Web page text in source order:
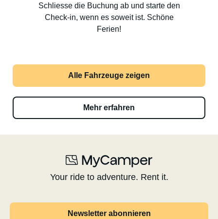
Schliesse die Buchung ab und starte den
Check-in, wenn es soweit ist. Schöne
Ferien!
Alle Fahrzeuge zeigen
Mehr erfahren
Your ride to adventure. Rent it.
Newsletter abonnieren